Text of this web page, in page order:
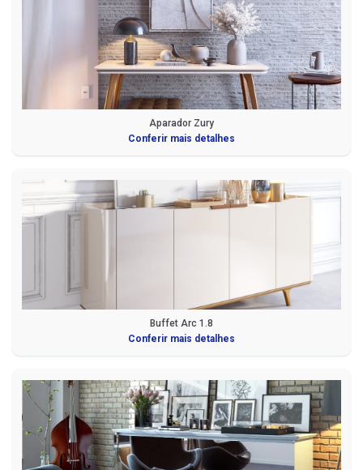
Aparador Zury
Conferir mais detalhes
Buffet Arc 1.8
Conferir mais detalhes